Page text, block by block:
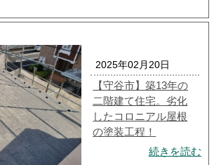
2025年02月20日
【守谷市】築13年の
二階建て住宅。劣化
したコロニアル屋根
の塗装工程！
続きを読む